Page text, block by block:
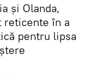
şi Olanda,
reticente în a
pentru lipsa